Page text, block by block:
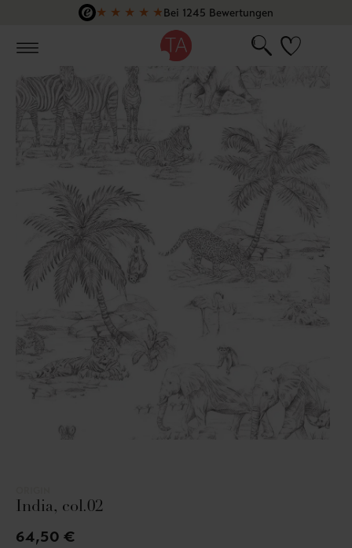
Zum Hauptinhalt springen
★ ★ ★ ★ ★Bei 1245 Bewertungen
India, col.02
64,50 €